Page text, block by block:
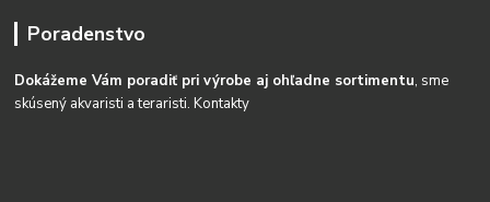
Poradenstvo
Dokážeme Vám poradiť pri výrobe aj ohľadne sortimentu, sme
skúsený akvaristi a teraristi.Kontakty